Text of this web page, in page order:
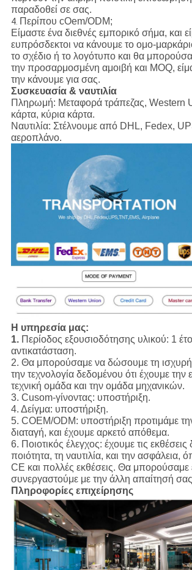
παραδοθεί σε σας.
4. Περίπου cOem/ODM;
Είμαστε ένα διεθνές εμπορικό σήμα, και
ευπρόσδεκτοι να κάνουμε το ομο-
το σχέδιο ή το λογότυπο και θα
την προσαρμοσμένη αμοιβή και MOQ,
την κάνουμε για σας.
Συσκευασία & ναυτιλία
Πληρωμή: Μεταφορά τράπεζας, Western
κάρτα, κύρια κάρτα.
Ναυτιλία: Στέλνουμε από DHL, Fedex,
αεροπλάνο.
Η υπηρεσία μας:
1. Περίοδος εξουσιοδότησης υλικού: 1
αντικατάσταση.
2. Θα μπορούσαμε να δώσουμε τη ισχυρή
την τεχνολογία δεδομένου ότι έχουμε την
τεχνική ομάδα και την ομάδα μηχανικών.
3. Cusom-γίνοντας: υποστήριξη.
4. Δείγμα: υποστήριξη.
5. COEM/ODM: υποστήριξη προτιμάμε
διαταγή, και έχουμε αρκετό απόθεμα.
6. Ποιοτικός έλεγχος: έχουμε τις εκθέσεις
ποιότητα, τη ναυτιλία, και την ασφάλεια,
CE και πολλές εκθέσεις. Θα μπορούσαμε
συνεργαστούμε με την άλλη απαίτησή
Πληροφορίες επιχείρησης